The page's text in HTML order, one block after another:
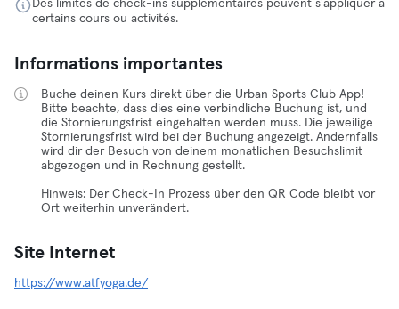
Des limites de check-ins supplémentaires peuvent s'appliquer à
certains cours ou activités.
Informations importantes
Buche deinen Kurs direkt über die Urban Sports Club App!
Bitte beachte, dass dies eine verbindliche Buchung ist, und
die Stornierungsfrist eingehalten werden muss. Die jeweilige
Stornierungsfrist wird bei der Buchung angezeigt. Andernfalls
wird dir der Besuch von deinem monatlichen Besuchslimit
abgezogen und in Rechnung gestellt.
Hinweis: Der Check-In Prozess über den QR Code bleibt vor
Ort weiterhin unverändert.
Site Internet
https://www.atfyoga.de/